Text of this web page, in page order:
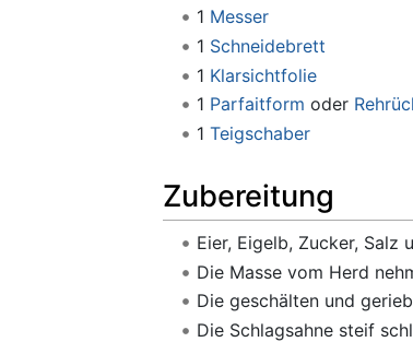
1 Messer
1 Schneidebrett
1 Klarsichtfolie
1 Parfaitform oder
1 Teigschaber
Zubereitung
Eier, Eigelb, Zucker, Salz
Die Masse vom Herd
Die geschälten und
Die Schlagsahne steif